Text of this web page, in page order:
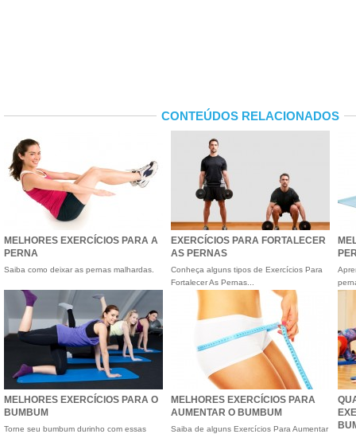
CONTEÚDOS RELACIONADOS
MELHORES EXERCÍCIOS PARA A
PERNA
Saiba como deixar as pernas malhardas.
EXERCÍCIOS PARA FORTALECER
AS PERNAS
Conheça alguns tipos de Exercícios Para
Fortalecer As Pernas...
MELHORES EXERCÍCIOS PARA O
BUMBUM
Torne seu bumbum durinho com essas
MELHORES EXERCÍCIOS PARA
AUMENTAR O BUMBUM
Saiba de alguns Exercícios Para Aumentar